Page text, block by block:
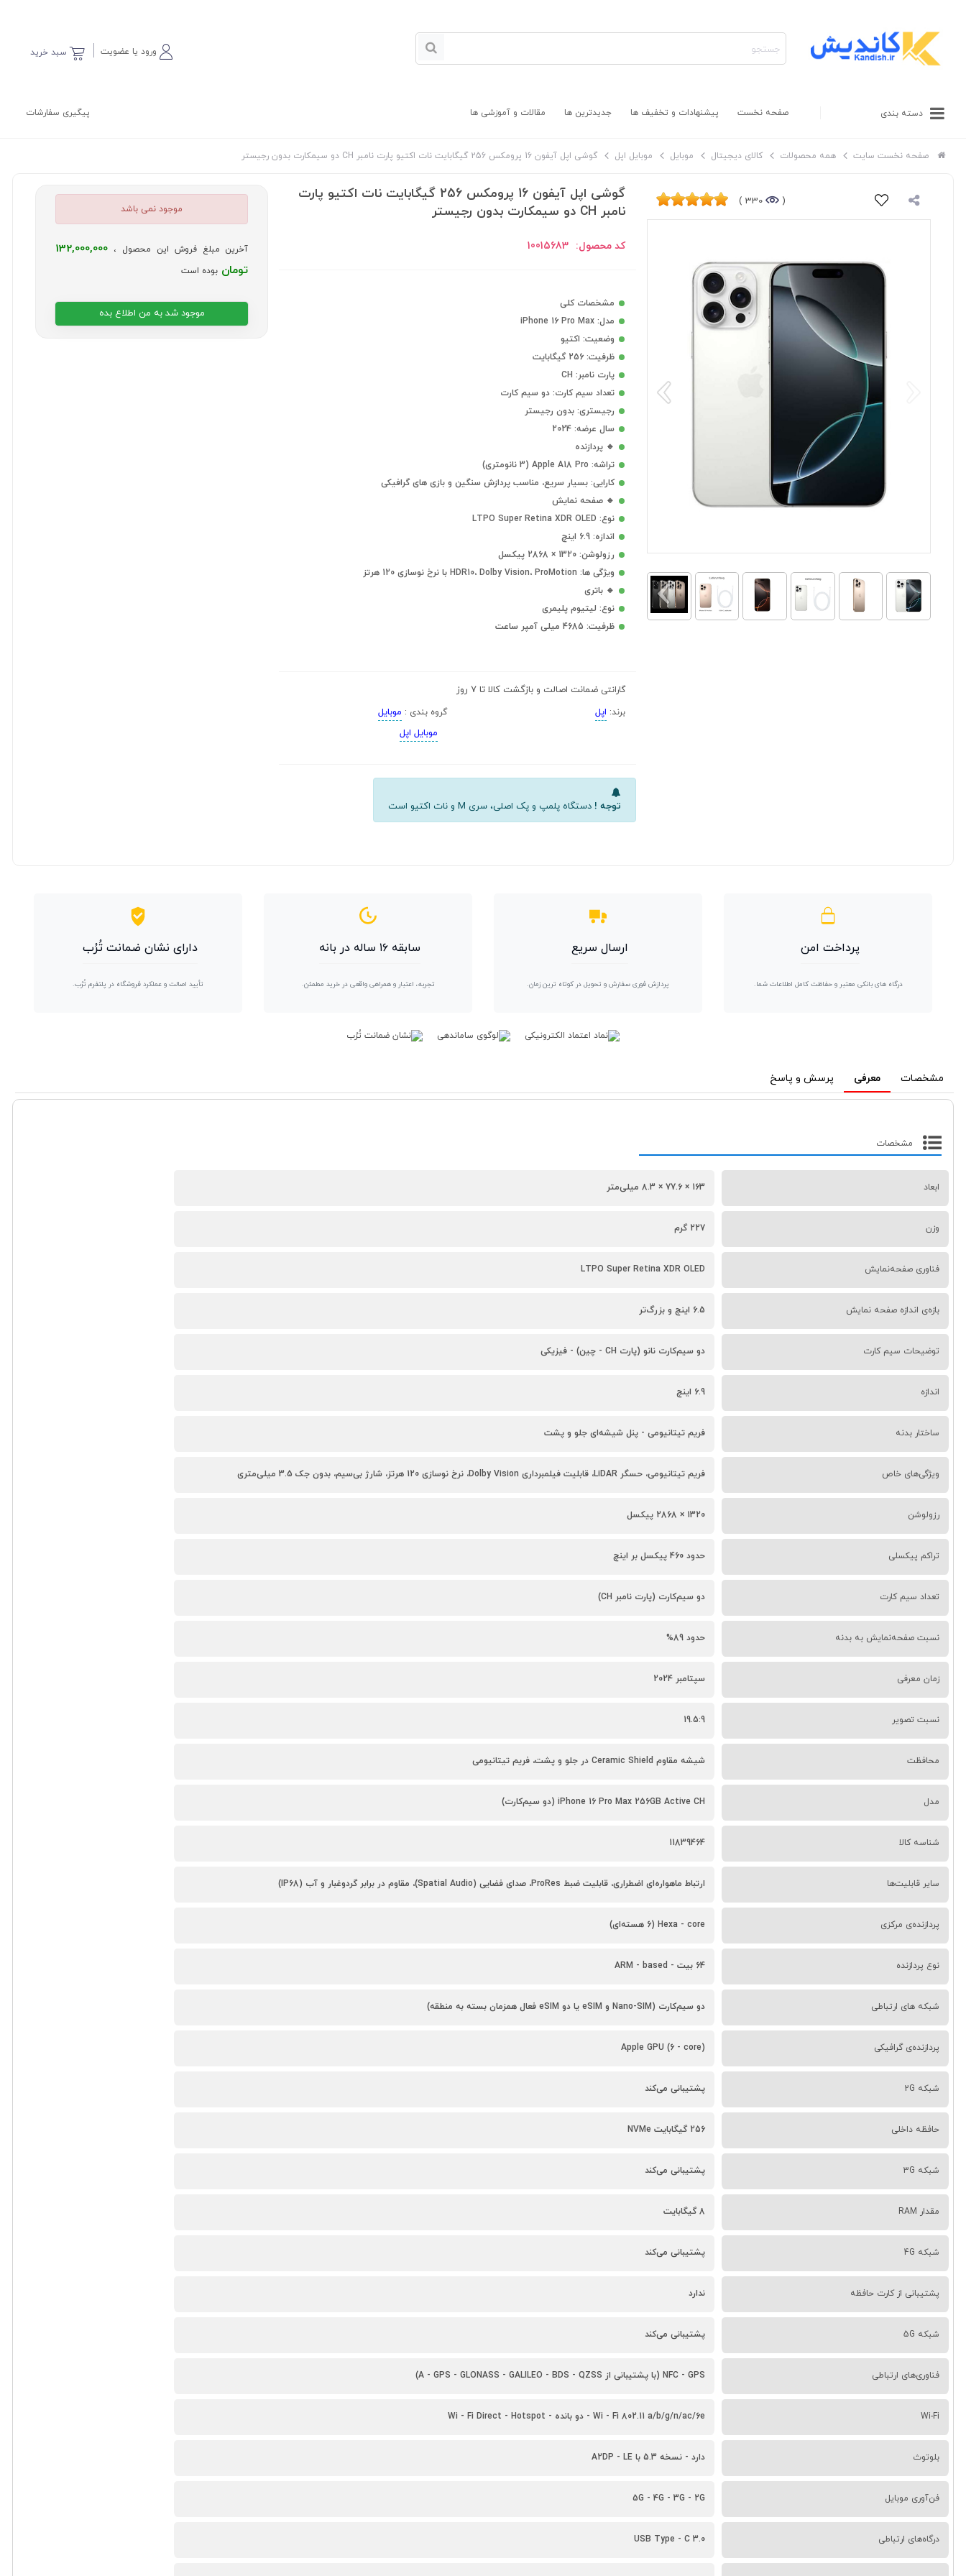
سبد خرید ورود یا عضویت
دسته بندی صفحه نخست پیشنهادات و تخفیف ها جدیدترین ها مقالات و آموزشی ها پیگیری سفارشات
صفحه نخست سایت همه محصولات کالای دیجیتال موبایل موبایل اپل گوشی اپل آیفون 16 پرومکس 256 گیگابایت نات اکتیو پارت نامبر CH دو سیمکارت بدون رجیستر
(
330 )
گوشی اپل آیفون 16 پرومکس 256 گیگابایت نات اکتیو پارت
نامبر CH دو سیمکارت بدون رجیستر
کد محصول: 10015683
مشخصات کلی
مدل: iPhone 16 Pro Max
وضعیت: اکتیو
ظرفیت: 256 گیگابایت
پارت نامبر: CH
تعداد سیم کارت: دو سیم کارت
رجیستری: بدون رجیستر
سال عرضه: 2024
🔹 پردازنده
تراشه: Apple A18 Pro (3 نانومتری)
کارایی: بسیار سریع، مناسب پردازش سنگین و بازی های گرافیکی
🔹 صفحه نمایش
نوع: LTPO Super Retina XDR OLED
اندازه: 6.9 اینچ
رزولوشن: 1320 × 2868 پیکسل
ویژگی ها: HDR10، Dolby Vision، ProMotion با نرخ نوسازی 120 هرتز
🔹 باتری
نوع: لیتیوم پلیمری
ظرفیت: 4685 میلی آمپر ساعت
گارانتی ضمانت اصالت و بازگشت کالا تا 7 روز
برند: اپل گروه بندی : موبایل
موبایل اپل
توجه ! دستگاه پلمپ و پک اصلی، سری M و نات اکتیو است
موجود نمی باشد
آخرین مبلغ فروش این محصول ، 132,000,000
تومان بوده است
موجود شد به من اطلاع بده
پرداخت امن
درگاه های بانکی معتبر و حفاظت کامل اطلاعات شما.
ارسال سریع
پردازش فوری سفارش و تحویل در کوتاه ترین زمان.
سابقه ۱۶ ساله در بانه
تجربه، اعتبار و همراهی واقعی در خرید مطمئن.
دارای نشان ضمانت تُرُب
تأیید اصالت و عملکرد فروشگاه در پلتفرم تُرُب.
مشخصات معرفی پرسش و پاسخ
مشخصات
ابعاد 163 × 77.6 × 8.3 میلی‌متر
وزن 227 گرم
فناوری صفحه‌نمایش LTPO Super Retina XDR OLED
بازه‌ی اندازه صفحه نمایش 6.5 اینچ و بزرگ‌تر
توضیحات سیم کارت دو سیم‌کارت نانو (پارت CH - چین) - فیزیکی
اندازه 6.9 اینچ
ساختار بدنه فریم تیتانیومی - پنل شیشه‌ای جلو و پشت
ویژگی‌های خاص فریم تیتانیومی، حسگر LiDAR، قابلیت فیلمبرداری Dolby Vision، نرخ نوسازی 120 هرتز، شارژ بی‌سیم، بدون جک 3.5 میلی‌متری
رزولوشن 1320 × 2868 پیکسل
تراکم پیکسلی حدود 460 پیکسل بر اینچ
تعداد سیم کارت دو سیم‌کارت (پارت نامبر CH)
نسبت صفحه‌نمایش به بدنه حدود 89%
زمان معرفی سپتامبر 2024
نسبت تصویر 19.5:9
محافظت شیشه مقاوم Ceramic Shield در جلو و پشت، فریم تیتانیومی
مدل iPhone 16 Pro Max 256GB Active CH (دو سیم‌کارت)
شناسه کالا 11839464
سایر قابلیت‌ها ارتباط ماهواره‌ای اضطراری، قابلیت ضبط ProRes، صدای فضایی (Spatial Audio)، مقاوم در برابر گردوغبار و آب (IP68)
پردازنده‌ی مرکزی Hexa - core (6 هسته‌ای)
نوع پردازنده 64 بیت - ARM - based
شبکه های ارتباطی دو سیم‌کارت (Nano-SIM و eSIM یا دو eSIM فعال همزمان بسته به منطقه)
پردازنده‌ی گرافیکی Apple GPU (6 - core)
شبکه 2G پشتیبانی می‌کند
حافظه داخلی 256 گیگابایت NVMe
شبکه 3G پشتیبانی می‌کند
مقدار RAM 8 گیگابایت
شبکه 4G پشتیبانی می‌کند
پشتیبانی از کارت حافظه ندارد
شبکه 5G پشتیبانی می‌کند
فناوری‌های ارتباطی NFC - GPS (با پشتیبانی از A - GPS - GLONASS - GALILEO - BDS - QZSS)
Wi-Fi Wi - Fi 802.11 a/b/g/n/ac/6e - دو بانده - Wi - Fi Direct - Hotspot
بلوتوث دارد - نسخه 5.3 با A2DP - LE
فن‌آوری موبایل 5G - 4G - 3G - 2G
درگاه‌های ارتباطی USB Type - C 3.0